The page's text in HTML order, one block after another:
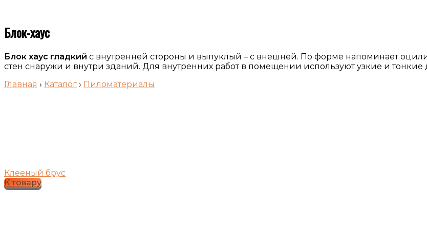
Блок-хаус
Блок хаус гладкий с внутренней стороны и выпуклый – с внешней. По форме напоминает
стен снаружи и внутри зданий. Для внутренних работ в помещении используют узкие и
Главная › Каталог › Пиломатериалы
Клееный брус
К товару